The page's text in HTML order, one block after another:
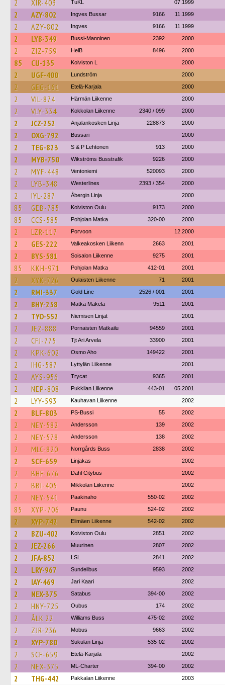
2 XIR-403 TuKL 07.1999
2 AZY-802 Ingves Bussar 9166 11.1999
2 AZY-802 Ingves 9166 11.1999
2 LYB-349 Bussi-Manninen 2392 2000
2 ZIZ-759 HelB 8496 2000
85 CIJ-135 Koiviston L 2000
2 UGF-400 Lundström 2000
2 GEG-161 Etelä-Karjala 2000
2 VIL-874 Härmän Liikenne 2000
2 VLY-334 Kokkolan Liikenne 2340 / 099 2000
2 JCZ-252 Anjalankosken Linja 228873 2000
2 OXG-792 Bussari 2000
2 TEG-823 S & P Lehtonen 913 2000
2 MYB-750 Wikströms Busstrafik 9226 2000
2 MYF-448 Ventoniemi 520093 2000
2 LYB-348 Westerlines 2393 / 354 2000
2 IYL-287 Åbergin Linja 2000
85 GEB-785 Koiviston Oulu 9173 2000
85 CCS-585 Pohjolan Matka 320-00 2000
2 LZR-117 Porvoon 12.2000
2 GES-222 Valkeakosken Liikenn 2663 2001
2 BYS-581 Soisalon Liikenne 9275 2001
85 KKH-971 Pohjolan Matka 412-01 2001
2 XYK-726 Oulaisten Liikenne 71 2001
2 RMI-337 Gold Line 2526 / 001 2001
2 BHY-258 Matka Mäkelä 9511 2001
2 TYO-552 Niemisen Linjat 2001
2 JEZ-888 Pornaisten Matkailu 94559 2001
2 CFJ-775 Tjt Ari Arvela 33900 2001
2 KPK-602 Osmo Aho 149422 2001
2 IHG-587 Lyttylän Liikenne 2001
2 AYS-956 Trycat 9365 2001
2 NEP-808 Pukkilan Liikenne 443-01 05.2001
2 LYY-593 Kauhavan Liikenne 2002
2 BLF-803 PS-Bussi 55 2002
2 NEY-582 Andersson 139 2002
2 NEY-578 Andersson 138 2002
2 MLC-820 Norrgårds Buss 2838 2002
2 SCF-659 Linjakas 2002
2 BHF-676 Dahl Citybus 2002
2 BBI-405 Mikkolan Liikenne 2002
2 NEY-541 Paakinaho 550-02 2002
85 XYP-706 Paunu 524-02 2002
2 XYP-742 Elimäen Liikenne 542-02 2002
2 BZU-402 Koiviston Oulu 2851 2002
2 JEZ-266 Muurinen 2807 2002
2 JFA-852 LSL 2841 2002
2 LRY-967 Sundellbus 9593 2002
2 IAY-469 Jari Kaari 2002
2 NEX-375 Satabus 394-00 2002
2 HNY-725 Oubus 174 2002
2 ÅLK 22 Williams Buss 475-02 2002
2 ZJR-236 Mobus 9663 2002
2 XYP-780 Sukulan Linja 535-02 2002
2 SCF-659 Etelä-Karjala 2002
2 NEX-375 ML-Charter 394-00 2002
2 THG-442 Pakkalan Liikenne 2003